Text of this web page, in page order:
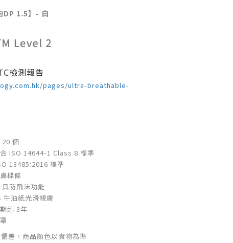
DP 1.5】- 白
檢測報告
pages/ultra-breathable-
個
ISO 14644-1 Class 8 標準
13485:2016 標準
樑條
防飛沬功能
牛油紙光滑親膚
起 3年
差，商品顏色以實物為準